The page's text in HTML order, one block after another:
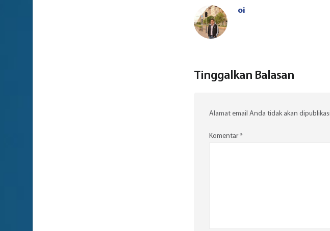
oi
Tinggalkan Balasan
Alamat email Anda tidak akan
Komentar*